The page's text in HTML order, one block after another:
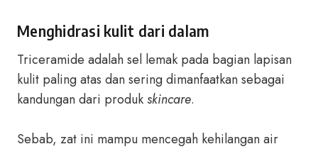
Menghidrasi kulit dari dalam
Triceramide adalah sel lemak pada bagian lapisan
kulit paling atas dan sering dimanfaatkan sebagai
kandungan dari produkskincare.
Sebab, zat ini mampu mencegah kehilangan air